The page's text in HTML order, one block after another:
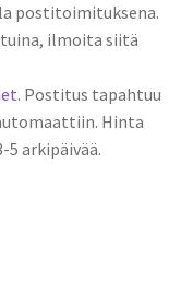
postitoimituksena.
ilmoita siitä
. Postitus tapahtuu
Hinta
5 arkipäivää.